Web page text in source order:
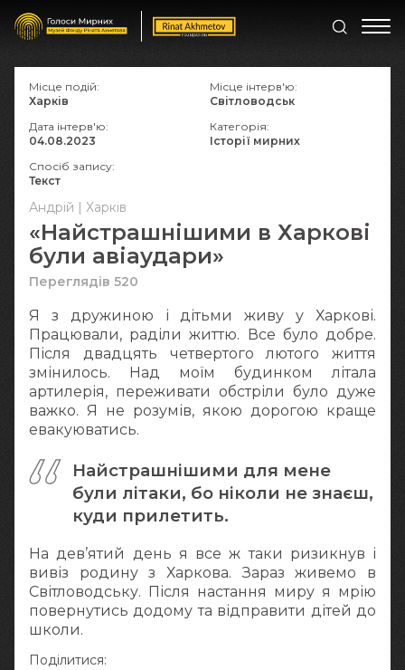
Андрій | Харків
«Найстрашнішими в Харкові
були авіаудари»
Переглядів 520
Я з дружиною і дітьми живу у Харкові.
Працювали, раділи життю. Все було добре.
Після двадцять четвертого лютого життя
змінилось. Над моїм будинком літала
артилерія, переживати обстріли було дуже
важко. Я не розумів, якою дорогою краще
евакуюватись.
Найстрашнішими для мене
були літаки, бо ніколи не знаєш,
куди прилетить.
На дев’ятий день я все ж таки ризикнув і
вивіз родину з Харкова. Зараз живемо в
Світловодську. Після настання миру я мрію
повернутись додому та відправити дітей до
школи.
Поділитися:
Місце подій:
Харків
Місце інтерв'ю:
Світловодськ
Дата інтерв'ю:
04.08.2023
Категорія:
Історії мирних
Спосіб запису:
Текст